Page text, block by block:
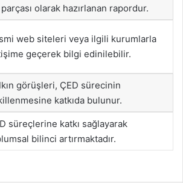
olarak hazırlanan rapordur.
web siteleri veya ilgili kurumlarla
geçerek bilgi edinilebilir.
görüşleri, ÇED sürecinin
katkıda bulunur.
süreçlerine katkı sağlayarak
bilinci artırmaktadır.